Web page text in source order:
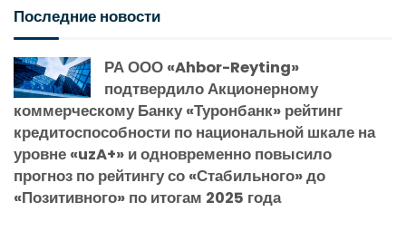
Последние новости
РА ООО «Ahbor-Reyting»
подтвердило Акционерному
коммерческому Банку «Туронбанк» рейтинг
кредитоспособности по национальной шкале на
уровне «uzA+» и одновременно повысило
прогноз по рейтингу со «Стабильного» до
«Позитивного» по итогам 2025 года